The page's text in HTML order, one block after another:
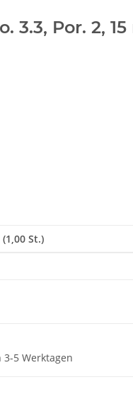
3.3, Por. 2,
St.)
5 Werktagen